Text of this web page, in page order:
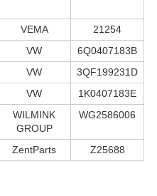
VEMA
21254
VW
6Q0407183B
VW
3QF199231D
VW
1K0407183E
WILMINK
GROUP
WG2586006
ZentParts Z25688